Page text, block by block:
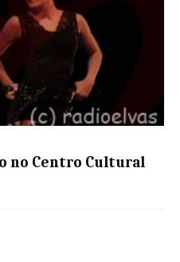
no Centro Cultural